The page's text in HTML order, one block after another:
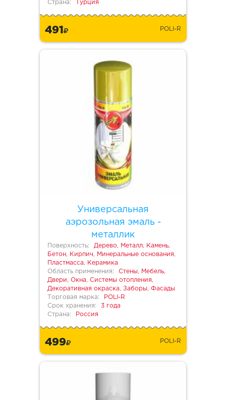
Страна: Турция
491 POLI-R
Универсальная
аэрозольная эмаль -
металлик
Поверхность:
Дерево, Металл, Камень,
Бетон, Кирпич, Минеральные основания,
Пластмасса, Керамика
Область применения:
Стены, Мебель,
Двери, Окна, Системы отопления,
Декоративная окраска, Заборы, Фасады
Торговая марка:
POLI-R
Срок хранения:
3 года
Страна:
Россия
499 POLI-R